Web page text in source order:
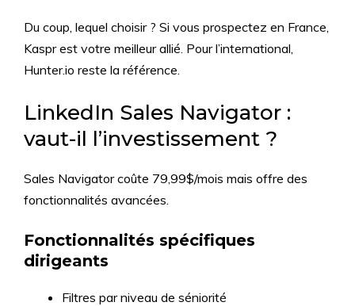
Du coup, lequel choisir ? Si vous prospectez en France,
Kaspr est votre meilleur allié. Pour l’international,
Hunter.io reste la référence.
LinkedIn Sales Navigator :
vaut-il l’investissement ?
Sales Navigator coûte 79,99$/mois mais offre des
fonctionnalités avancées.
Fonctionnalités spécifiques
dirigeants
Filtres par niveau de séniorité